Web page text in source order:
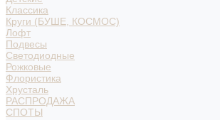
Классика
Круги (БУШЕ, КОСМОС)
Лофт
Подвесы
Светодиодные
Рожковые
Флористика
Хрусталь
РАСПРОДАЖА
СПОТЫ